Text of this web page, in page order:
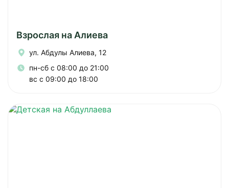
Взрослая на Алиева
ул. Абдулы Алиева, 12
пн-сб с 08:00 до 21:00
вс с 09:00 до 18:00